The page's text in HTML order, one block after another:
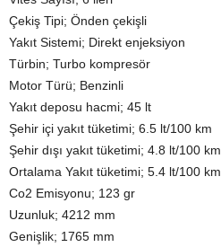
Çekiş Tipi; Önden çekişli
Yakıt Sistemi; Direkt enjeksiyon
Türbin; Turbo kompresör
Motor Türü; Benzinli
Yakıt deposu hacmi; 45 lt
Şehir içi yakıt tüketimi; 6.5 lt/100 km
Şehir dışı yakıt tüketimi; 4.8 lt/100 km
Ortalama Yakıt tüketimi; 5.4 lt/100 km
Co2 Emisyonu; 123 gr
Uzunluk; 4212 mm
Genişlik; 1765 mm